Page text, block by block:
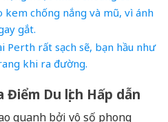
chống nắng và mũ, vì ánh
gắt.
Perth rất sạch sẽ, bạn hầu như
khi ra đường.
Điểm Du lịch Hấp dẫn
quanh bởi vô số phong